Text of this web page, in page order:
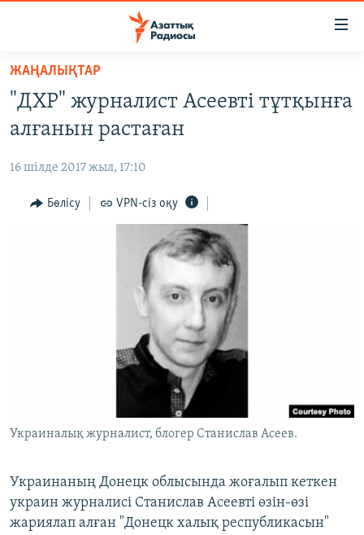
Skip
main
content
to
Navigation
ЖАҢАЛЫҚТАР
САЯСАТ
ҚАҢТАР ОҚИҒАСЫ
АДАМ ҚҰҚЫҚТАРЫ
АРНАЙЫ ЖОБАЛАР
ЖАҢАЛЫҚТАР
"ДХР" журналист Асеевті тұтқынға
алғанын растаған
16 шілде 2017 жыл, 17:10
Бөлісу VPN-сіз оқу
Украиналық журналист, блогер Станислав Асеев.
Украинаның Донецк облысында жоғалып кеткен
украин журналисі Станислав Асеевті өзін-өзі
жариялап алған "Донецк халық республикасын"